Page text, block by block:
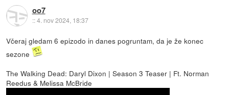
oo7
::4. nov 2024, 18:37
Včeraj gledam 6 epizodo in danes pogruntam, da je že konec
sezone
The Walking Dead: Daryl Dixon | Season 3 Teaser | Ft. Norman
Reedus & Melissa McBride